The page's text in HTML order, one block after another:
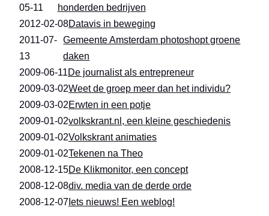
05-11
honderden bedrijven
2012-02-08Datavis in beweging
2011-07-
13
Gemeente Amsterdam photoshopt groene
daken
2009-06-11De journalist als entrepreneur
2009-03-02Weet de groep meer dan het individu?
2009-03-02Erwten in een potje
2009-01-02volkskrant.nl, een kleine geschiedenis
2009-01-02Volkskrant animaties
2009-01-02Tekenen na Theo
2008-12-15De Klikmonitor, een concept
2008-12-08div. media van de derde orde
2008-12-07 Iets nieuws! Een weblog!